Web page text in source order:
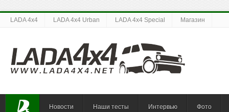
LADA 4x4 LADA 4x4 Urban LADA 4x4 Special Магазин
Новости Наши тесты Интервью Фото